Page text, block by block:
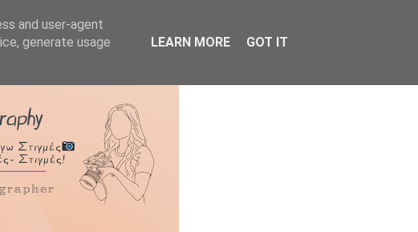
and user-agent
generate usage
LEARN MORE GOT IT